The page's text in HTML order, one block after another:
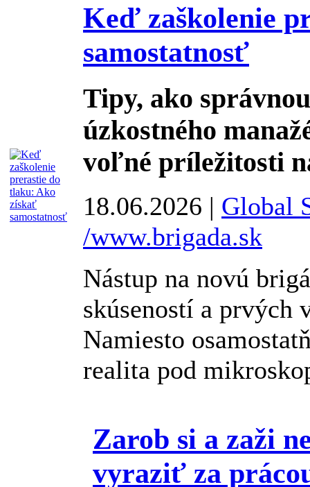
Keď zaškolenie
samostatnosť
Tipy, ako
úzkostného
voľné príležitosti
18.06.2026 | Global
/www.brigada.sk
Nástup na novú
skúseností a prvých
Namiesto
realita pod
Zarob si a zaži
vyraziť za